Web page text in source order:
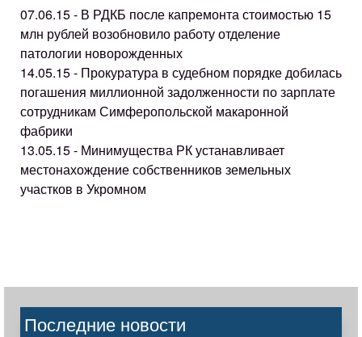
07.06.15 - В РДКБ после капремонта стоимостью 15
млн рублей возобновило работу отделение
патологии новорожденных
14.05.15 - Прокуратура в судебном порядке добилась
погашения миллионной задолженности по зарплате
сотрудникам Симферопольской макаронной
фабрики
13.05.15 - Минимущества РК устанавливает
местонахождение собственников земельных
участков в Укромном
Последние новости